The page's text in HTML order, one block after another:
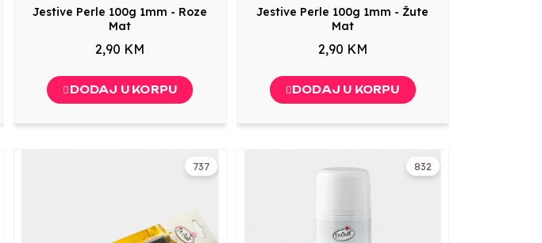
Jestive Perle 100g 1mm - Roze
Mat
2,90 KM
DODAJ U KORPU
Jestive Perle 100g 1mm - Žute
Mat
2,90 KM
DODAJ U KORPU
737 832